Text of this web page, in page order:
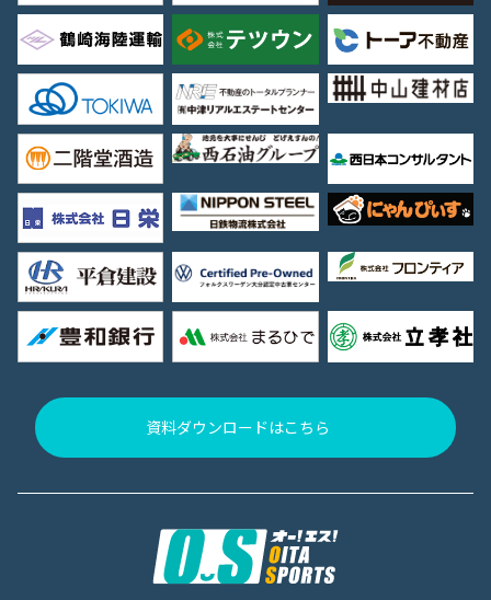
資料ダウンロードはこちら